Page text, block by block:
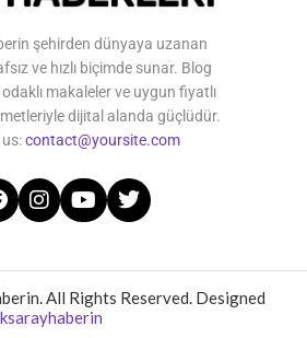
şehirden dünyaya uzanan
ve hızlı biçimde sunar. Blog
odaklı makaleler ve uygun fiyatlı
dijital alanda güçlüdür.
contact@yoursite.com
All Rights Reserved. Designed